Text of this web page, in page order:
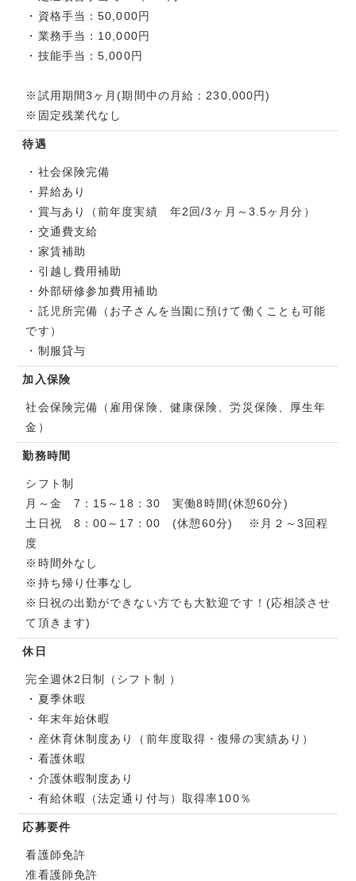
・資格手当：50,000円
・業務手当：10,000円
・技能手当：5,000円
※試用期間3ヶ月(期間中の月給：230,000円)
※固定残業代なし
待遇
・社会保険完備
・昇給あり
・賞与あり（前年度実績 年2回/3ヶ月～3.5ヶ月分）
・交通費支給
・家賃補助
・引越し費用補助
・外部研修参加費用補助
・託児所完備（お子さんを当園に預けて働くことも可能
です）
・制服貸与
加入保険
社会保険完備（雇用保険、健康保険、労災保険、厚生年
金）
勤務時間
シフト制
月～金 7：15～18：30 実働8時間(休憩60分)
土日祝 8：00～17：00 (休憩60分) ※月２～3回程
度
※時間外なし
※持ち帰り仕事なし
※日祝の出勤ができない方でも大歓迎です！(応相談させ
て頂きます)
休日
完全週休2日制（シフト制 ）
・夏季休暇
・年末年始休暇
・産休育休制度あり（前年度取得・復帰の実績あり）
・看護休暇
・介護休暇制度あり
・有給休暇（法定通り付与）取得率100％
応募要件
看護師免許
准看護師免許